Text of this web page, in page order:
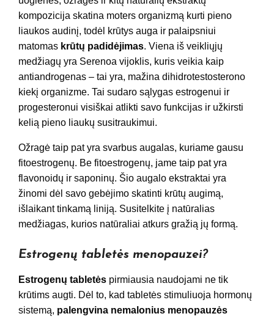
kompozicija skatina moters organizmą kurti pieno
liaukos audinį, todėl krūtys auga ir palaipsniui
matomas krūtų padidėjimas. Viena iš veikliųjų
medžiagų yra Serenoa vijoklis, kuris veikia kaip
antiandrogenas – tai yra, mažina dihidrotestosterono
kiekį organizme. Tai sudaro sąlygas estrogenui ir
progesteronui visiškai atlikti savo funkcijas ir užkirsti
kelią pieno liaukų susitraukimui.
Ožragė taip pat yra svarbus augalas, kuriame gausu
fitoestrogenų. Be fitoestrogenų, jame taip pat yra
flavonoidų ir saponinų. Šio augalo ekstraktai yra
žinomi dėl savo gebėjimo skatinti krūtų augimą,
išlaikant tinkamą liniją. Susitelkite į natūralias
medžiagas, kurios natūraliai atkurs gražią jų formą.
Estrogenų tabletės menopauzei?
Estrogenų tabletės pirmiausia naudojami ne tik
krūtims augti. Dėl to, kad tabletės stimuliuoja hormonų
sistemą, palengvina nemalonius menopauzės